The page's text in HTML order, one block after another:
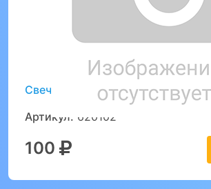
Свечи Яркое ассорти, 6 см, 24 шт
Артикул: 620102
100